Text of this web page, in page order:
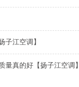
子江空调】
量真的好【扬子江空调】